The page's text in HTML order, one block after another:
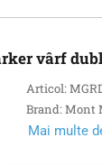
vârf
Articol:
Brand: Mont
Mai multe